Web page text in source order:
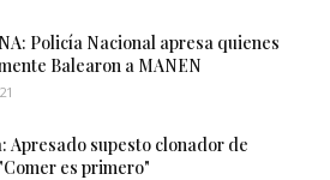
Policía Nacional apresa quienes
Balearon a MANEN
Apresado supesto clonador de
es primero"